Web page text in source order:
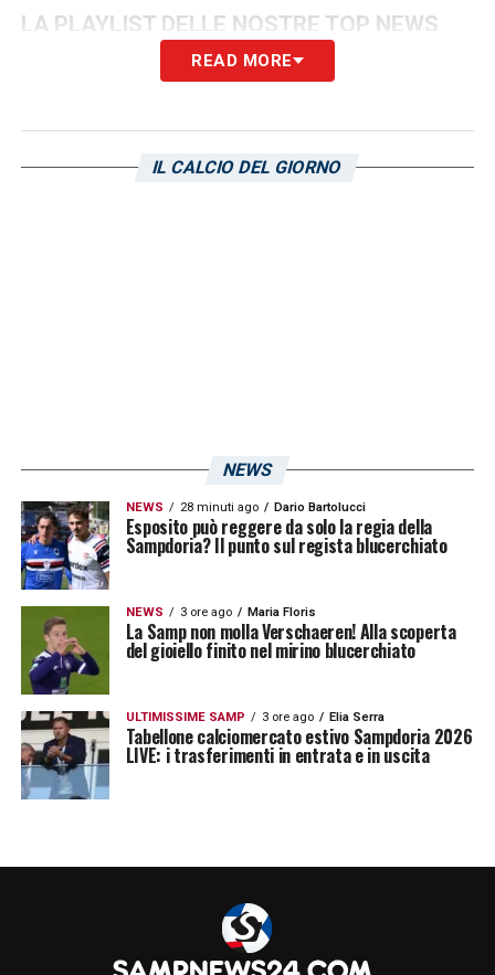
LA PLAYLIST DELLE NOSTRE TOP NEWS
READ MORE
IL CALCIO DEL GIORNO
NEWS
NEWS 28 minuti ago Dario Bartolucci
Esposito può reggere da solo la regia della
Sampdoria? Il punto sul regista blucerchiato
NEWS 3 ore ago Maria Floris
La Samp non molla Verschaeren! Alla scoperta
del gioiello finito nel mirino blucerchiato
ULTIMISSIME SAMP 3 ore ago Elia Serra
Tabellone calciomercato estivo Sampdoria 2026
LIVE: i trasferimenti in entrata e in uscita